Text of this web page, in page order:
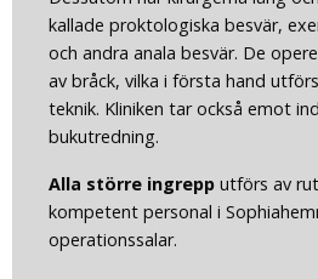
kallade proktologiska besvär,
och andra anala besvär. De
av bråck, vilka i första hand
teknik. Kliniken tar också emot
bukutredning.
Alla större ingrepp utförs av
kompetent personal i
operationssalar.